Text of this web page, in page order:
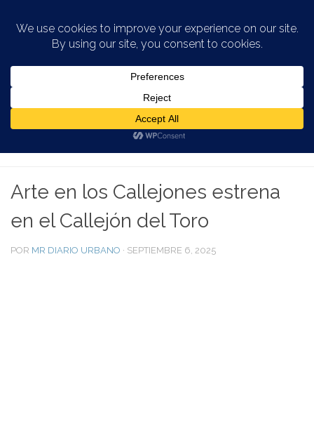
ARTE EN LA CIUDAD DE SAN JUAN
ARTE PUBLICO/ARTE Y CULTURA/ARTISTAS Y
Arte en los Callejones estrena
en el Callejón del Toro
POR MR DIARIO URBANO · SEPTIEMBRE 6, 2025